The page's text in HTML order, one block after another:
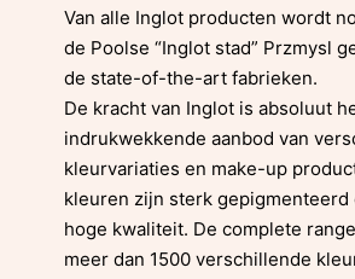
Van alle Inglot producten wordt
de Poolse “Inglot stad” Przmysl
de state-of-the-art fabrieken.
De kracht van Inglot is absoluut
indrukwekkende aanbod van
kleurvariaties en make-up
kleuren zijn sterk gepigmenteerd
hoge kwaliteit. De complete
meer dan 1500 verschillende